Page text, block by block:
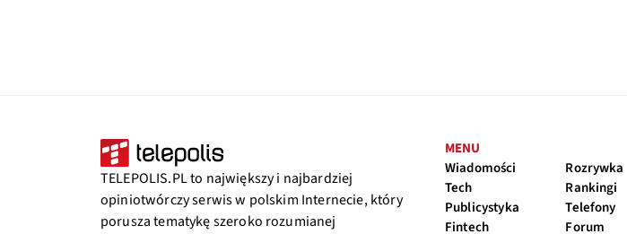
TELEPOLIS.PL to największy i najbardziej
opiniotwórczy serwis w polskim Internecie, który
porusza tematykę szeroko rozumianej
MENU
Wiadomości
Tech
Publicystyka
Fintech
Rozrywka
Rankingi
Telefony
Forum